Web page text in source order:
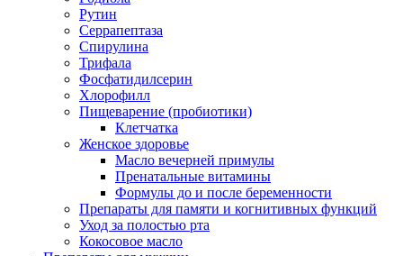
Рутин
Серрапептаза
Спирулина
Трифала
Фосфатидилсерин
Хлорофилл
Пищеварение (пробиотики)
Клетчатка
Женское здоровье
Масло вечерней примулы
Пренатальные витамины
Формулы до и после беременности
Препараты для памяти и когнитивных функций
Уход за полостью рта
Кокосовое масло